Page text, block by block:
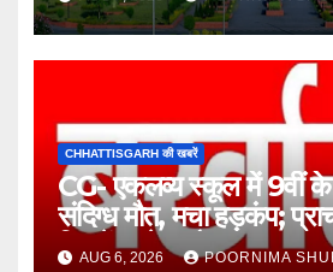
CHHATTISGARH की खबरें
CG- एकलव्य स्कूल में 9वीं के
संदिग्ध मौत, मचा हड़कंप;
दिन में खुलेगा मौत का राज!…
AUG 6, 2026 POORNIMA